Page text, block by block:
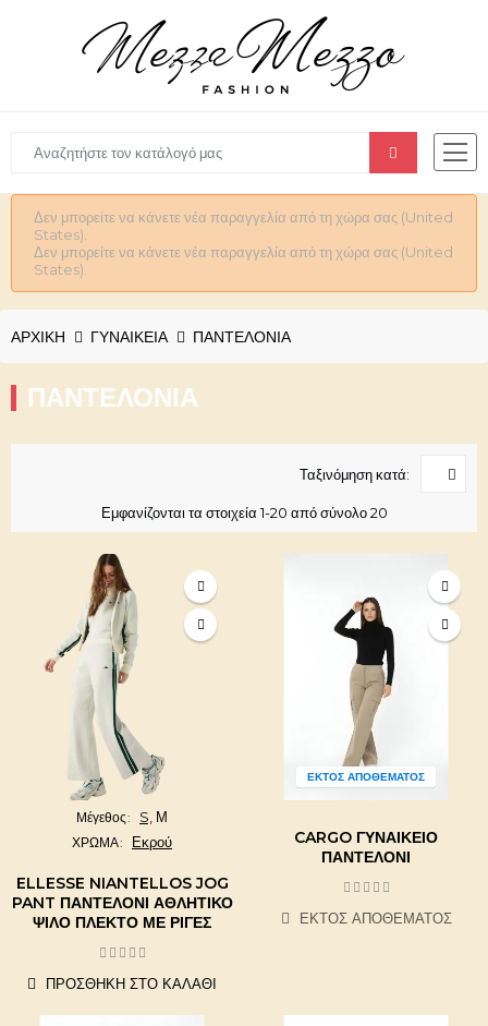
Δεν μπορείτε να κάνετε νέα παραγγελία από τη χώρα σας (United
States).
Δεν μπορείτε να κάνετε νέα παραγγελία από τη χώρα σας (United
States).
ΑΡΧΙΚΉ ΓΥΝΑΙΚΕΊΑ ΠΑΝΤΕΛΟΝΙΑ
ΠΑΝΤΕΛΟΝΙΑ
Ταξινόμηση κατά:
Εμφανίζονται τα στοιχεία 1-20 από σύνολο 20
Μέγεθος S, Μ
ΧΡΩΜΑ Εκρού
ELLESSE NIANTELLOS JOG
PANT ΠΑΝΤΕΛΌΝΙ ΑΘΛΗΤΙΚΌ
ΨΙΛΌ ΠΛΕΚΤΌ ΜΕ ΡΊΓΕΣ
ΠΡΟΣΘΉΚΗ ΣΤΟ ΚΑΛΆΘΙ
ΕΚΤΌΣ ΑΠΟΘΈΜΑΤΟΣ
CARGO ΓΥΝΑΙΚΕΊΟ
ΠΑΝΤΕΛΌΝΙ
ΕΚΤΌΣ ΑΠΟΘΈΜΑΤΟΣ